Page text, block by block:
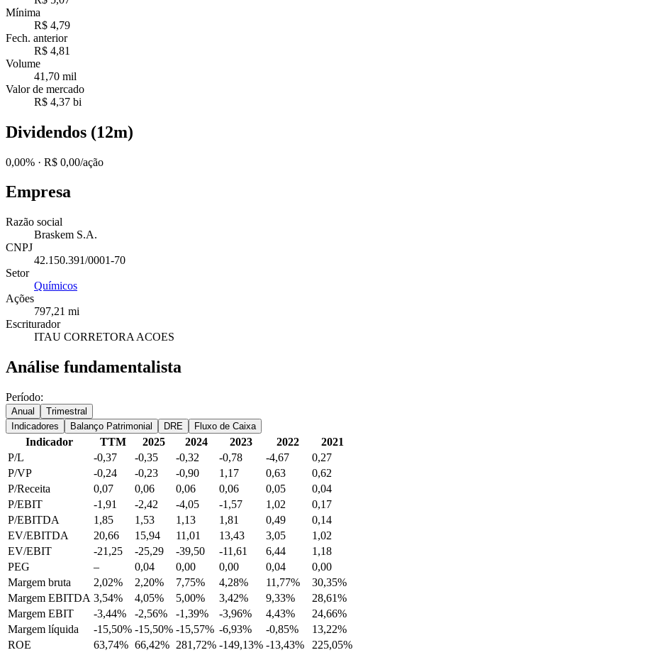
Mínima
R$ 4,79
Fech. anterior
R$ 4,81
Volume
41,70 mil
Valor de mercado
R$ 4,37 bi
Dividendos (12m)
0,00% · R$ 0,00/ação
Empresa
Razão social
Braskem S.A.
CNPJ
42.150.391/0001-70
Setor
Químicos
Ações
797,21 mi
Escriturador
ITAU CORRETORA ACOES
Análise fundamentalista
Período:
Anual
Trimestral
Indicadores
Balanço Patrimonial DRE Fluxo de Caixa
Indicador TTM 2025 2024 2023 2022
2021
P/L
-0,37 -0,35 -0,32 -0,78 -4,67
0,27
P/VP
-0,24 -0,23 -0,90 1,17 0,63
0,62
P/Receita
0,07 0,06 0,06 0,06 0,05
0,04
P/EBIT
-1,91 -2,42 -4,05 -1,57 1,02
0,17
P/EBITDA
1,85 1,53 1,13 1,81 0,49
0,14
EV/EBITDA
20,66 15,94 11,01 13,43 3,05
1,02
EV/EBIT
-21,25 -25,29 -39,50 -11,61 6,44
1,18
PEG
– 0,04 0,00 0,00 0,04
0,00
Margem bruta
2,02% 2,20% 7,75% 4,28% 11,77%
30,35%
Margem EBITDA 3,54% 4,05% 5,00% 3,42% 9,33%
28,61%
Margem EBIT
-3,44% -2,56% -1,39% -3,96% 4,43%
24,66%
Margem líquida
-15,50% -15,50% -15,57% -6,93% -0,85%
13,22%
ROE
63,74% 66,42% 281,72% -149,13% -13,43%
225,05%